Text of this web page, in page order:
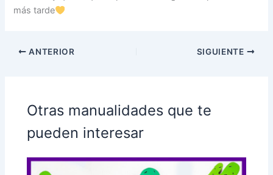
más tarde
ANTERIOR SIGUIENTE
Otras manualidades que te
pueden interesar